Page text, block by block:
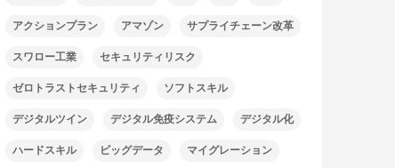
アクションプラン アマゾン サプライチェーン改革
スワロー工業 セキュリティリスク
ゼロトラストセキュリティ ソフトスキル
デジタルツイン デジタル免疫システム デジタル化
ハードスキル ビッグデータ マイグレーション